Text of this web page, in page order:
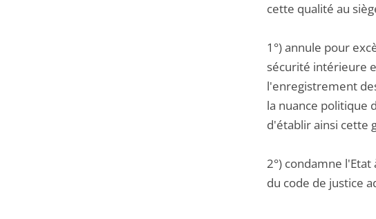
cette qualité au
1°) annule pour
sécurité intérieure
l'enregistrement
la nuance politique
d'établir ainsi cette
2°) condamne l'Etat
du code de justice